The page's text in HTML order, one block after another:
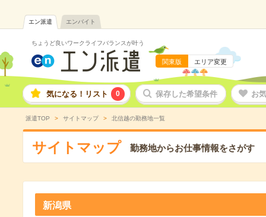
エン派遣 エンバイト
ちょうど良いワークライフバランスが叶う
関東版 エリア変更
気になる！リスト 0 保存した希望条件 お
派遣TOP サイトマップ 北信越の勤務地一覧
サイトマップ 勤務地からお仕事情報をさがす
新潟県